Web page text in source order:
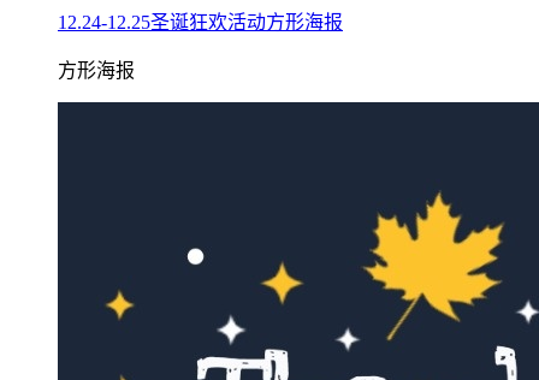
12.24-12.25圣诞狂欢活动方形海报
方形海报